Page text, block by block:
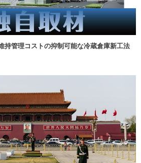
持管理コストの抑制可能な冷蔵倉庫新工法